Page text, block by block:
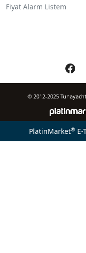
Fiyat Alarm Listem
© 2012-2025
PlatinMarket®E-